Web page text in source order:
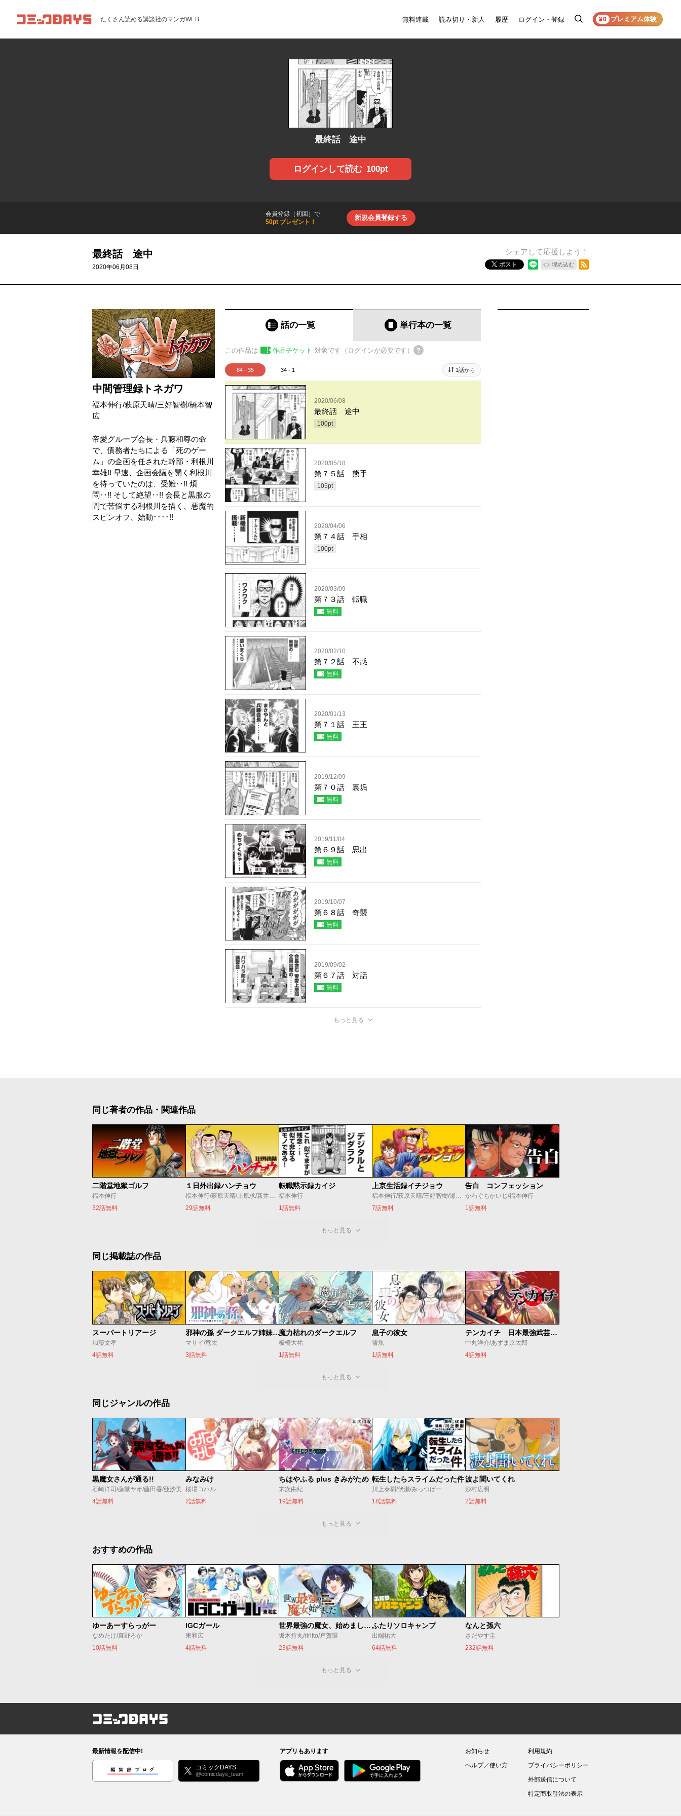
コミックDAYS たくさん読める講談社のマンガWEB 無料連載 読み切り・新人 履歴 ログイン・登録
検
¥0 プレミアム体験
最終話 途中
ログインして読む 100pt
会員登録（初回）で
50pt プレゼント！
新規会員登録する
最終話 途中
2020年06月08日
シェアして応援しよう！
ポスト 埋め込む
中間管理録トネガワ
福本伸行/萩原天晴/三好智樹/橋本智
広
帝愛グループ会長・兵藤和尊の命
で、債務者たちによる「死のゲー
ム」の企画を任された幹部・利根川
幸雄!! 早速、企画会議を開く利根川
を待っていたのは、受難‥!! 煩
悶‥!! そして絶望‥!! 会長と黒服の
間で苦悩する利根川を描く、悪魔的
スピンオフ、始動････!!
話の一覧 単行本の一覧
この作品は 作品チケット 対象です（ログインが必要です）
84 - 35 34 - 1 1話から
2020/06/08
最終話 途中
100pt
2020/05/18
第７５話 熊手
105pt
2020/04/06
第７４話 手相
100pt
2020/03/09
第７３話 転職
無料
2020/02/10
第７２話 不惑
無料
2020/01/13
第７１話 王王
無料
2019/12/09
第７０話 裏垢
無料
2019/11/04
第６９話 思出
無料
2019/10/07
第６８話 奇襲
無料
2019/09/02
第６７話 対話
無料
もっと見る
同じ著者の作品・関連作品
二階堂地獄ゴルフ
福本伸行
32話無料
１日外出録ハンチョウ
福本伸行/萩原天晴/上原求/新井和也
29話無料
転職黙示録カイジ
福本伸行
1話無料
上京生活録イチジョウ
福本伸行/萩原天晴/三好智樹/瀬戸義明
7話無料
告白 コンフェッション
かわぐちかいじ/福本伸行
1話無料
もっと見る
同じ掲載誌の作品
スーパートリアージ
加藤文孝
4話無料
邪神の孫 ダークエルフ姉妹と過ごす異世界引きこもり生活
マサイ/竜太
3話無料
魔力枯れのダークエルフ
板橋大祐
1話無料
息子の彼女
雪魚
1話無料
テンカイチ 日本最強武芸者決定戦
中丸洋介/あずま京太郎
4話無料
もっと見る
同じジャンルの作品
黒魔女さんが通る!!
石崎洋司/藤堂ヤオ/藤田香/亜沙美
4話無料
みなみけ
桜場コハル
2話無料
ちはやふる plus きみがため
末次由紀
19話無料
転生したらスライムだった件
川上泰樹/伏瀬/みっつばー
18話無料
波よ聞いてくれ
沙村広明
2話無料
もっと見る
おすすめの作品
ゆーあーすらっがー
なめたけ/真野ろか
10話無料
IGCガール
東和広
4話無料
世界最強の魔女、始めました ～私だけ『攻略サイト』を見れる世界で自由に生きます～
坂木持丸/riritto/戸賀環
23話無料
ふたりソロキャンプ
出端祐大
64話無料
なんと孫六
さだやす圭
232話無料
もっと見る
コミックDAYS
最新情報を配信中!
編集部ブログ コミックDAYS
@comicdays_team
アプリもあります
お知らせ
ヘルプ／使い方
利用規約
プライバシーポリシー
外部送信について
特定商取引法の表示